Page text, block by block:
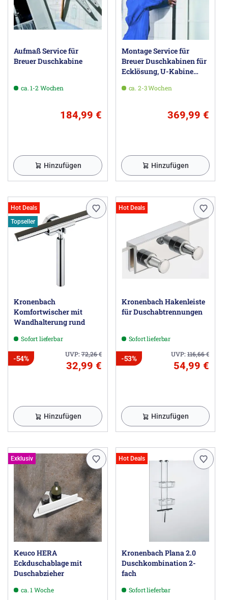
Aufmaß Service für
Breuer Duschkabine
ca. 1-2 Wochen
184,99 €
Hinzufügen
Montage Service für
Breuer Duschkabinen für
Ecklösung, U-Kabine
ca. 2-3 Wochen
369,99 €
Hinzufügen
Hot Deals
Topseller
Kronenbach
Komfortwischer mit
Wandhalterung rund
Sofort lieferbar
UVP:72,26€
-54%
32,99 €
Hinzufügen
Hot Deals
Kronenbach Hakenleiste
für Duschabtrennungen
Sofort lieferbar
UVP:116,66€
-53%
54,99 €
Hinzufügen
Exklusiv
Keuco HERA
Eckduschablage mit
Duschabzieher
ca. 1 Woche
Hot Deals
Kronenbach Plana 2.0
Duschkombination 2-
fach
Sofort lieferbar